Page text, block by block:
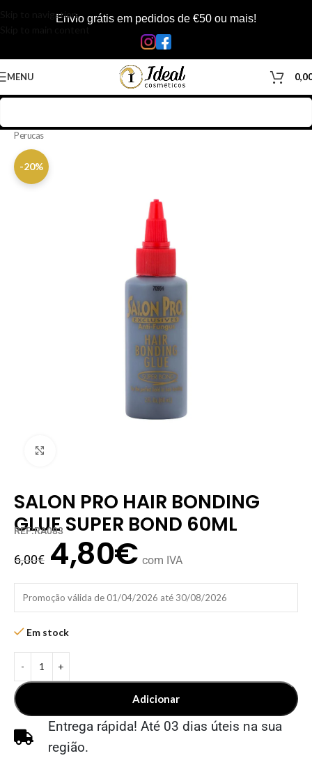
Skip to navigationEnvio grátis em pedidos de €50 ou mais!
MENU
Perucas
-20%
SALON PRO HAIR BONDING
GLUE SUPER BOND 60ML
REF:RA083
6,00€ 4,80€ com IVA
Promoção válida de 01/04/2026 até 30/08/2026
Em stock
Adicionar
Entrega rápida! Até 03 dias úteis na sua
região.